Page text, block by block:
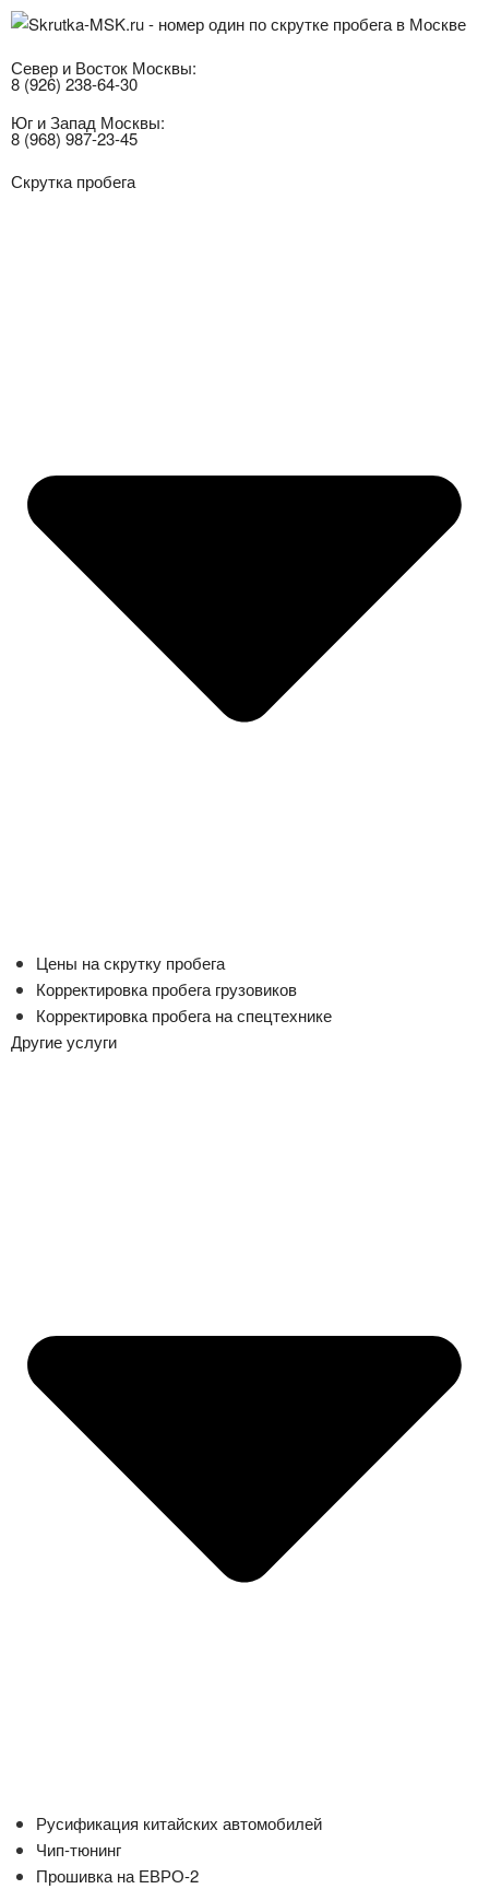
Север и Восток Москвы:
8 (926) 238-64-30
Юг и Запад Москвы:
8 (968) 987-23-45
Скрутка пробега
Цены на скрутку пробега
Корректировка пробега грузовиков
Корректировка пробега на спецтехнике
Другие услуги
Русификация китайских автомобилей
Чип-тюнинг
Прошивка на ЕВРО-2